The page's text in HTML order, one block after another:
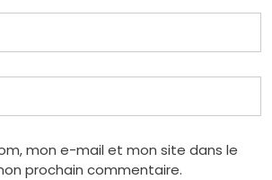
mon e-mail et mon site dans le
prochain commentaire.